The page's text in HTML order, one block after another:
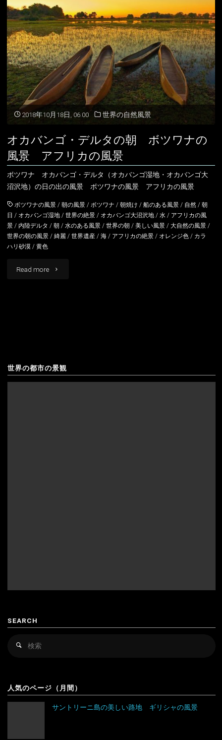
ン
ゴ・
デ
ル
タ
景
ボ
ツ
ワ
ナ
風
2018年10月18日, 06:00 世界の自然風景
オカバンゴ・デルタの朝 ボツワナの
風景 アフリカの風景
ボツワナ オカバンゴ・デルタ（オカバンゴ湿地・オカバンゴ大
沼沢地）の日の出の風景 ボツワナの風景 アフリカの風景
ボツワナの風景 /朝の風景 /ボツワナ /朝焼け /船のある風景 / 自然 /朝
日 / オカバンゴ湿地 /世界の絶景 / オカバンゴ大沼沢地 /水 / アフリカの風
景 / 内陸デルタ /朝 /水のある風景 /世界の朝 /美しい風景 /大自然の風景 /
世界の朝の風景 /綺麗 /世界遺産 /海 / アフリカの絶景 / オレンジ色 / カラ
ハリ砂漠 /黄色
Read more "オ
デ
の
風
世界の都市の景観
SEARCH
検
人気のページ（月間）
サントリーニ島の美しい路地 ギリシャの風景
キルギス
シンガポール
タイ
アイスランド
アイルランド
アルバニア
アルメニア
イギリス
イングランド
ウェールズ
スコットランド
イタリア
ウクライナ
エストニア
ギリシャ
セルビア
チェコ
ドイツ
アンティグア・バーブーダ